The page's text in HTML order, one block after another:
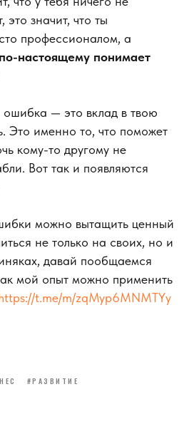
это значит, что ты
профессионалом, а
по-настоящему понимает
ошибка — это вклад в твою
Это именно то, что поможет
кому-то другому не
Вот так и появляются
можно вытащить ценный
не только на своих, но и
давай пообщаемся
мой опыт можно применить
t.me/m/zqMyp6MNMTYy
#РАЗВИТИЕ